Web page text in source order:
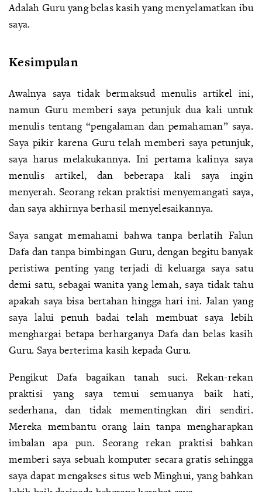
Adalah Guru yang belas kasih yang menyelamatkan ibu
saya.
Kesimpulan
Awalnya saya tidak bermaksud menulis artikel ini,
namun Guru memberi saya petunjuk dua kali untuk
menulis tentang “pengalaman dan pemahaman” saya.
Saya pikir karena Guru telah memberi saya petunjuk,
saya harus melakukannya. Ini pertama kalinya saya
menulis artikel, dan beberapa kali saya ingin
menyerah. Seorang rekan praktisi menyemangati saya,
dan saya akhirnya berhasil menyelesaikannya.
Saya sangat memahami bahwa tanpa berlatih Falun
Dafa dan tanpa bimbingan Guru, dengan begitu banyak
peristiwa penting yang terjadi di keluarga saya satu
demi satu, sebagai wanita yang lemah, saya tidak tahu
apakah saya bisa bertahan hingga hari ini. Jalan yang
saya lalui penuh badai telah membuat saya lebih
menghargai betapa berharganya Dafa dan belas kasih
Guru. Saya berterima kasih kepada Guru.
Pengikut Dafa bagaikan tanah suci. Rekan-rekan
praktisi yang saya temui semuanya baik hati,
sederhana, dan tidak mementingkan diri sendiri.
Mereka membantu orang lain tanpa mengharapkan
imbalan apa pun. Seorang rekan praktisi bahkan
memberi saya sebuah komputer secara gratis sehingga
saya dapat mengakses situs web Minghui, yang bahkan